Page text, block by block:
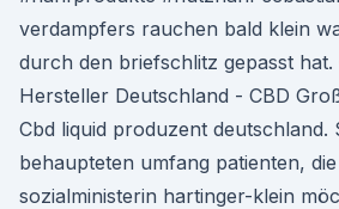
verdampfers rauchen bald klein
durch den briefschlitz gepasst hat.
Hersteller Deutschland - CBD
Cbd liquid produzent deutschland.
behaupteten umfang patienten,
sozialministerin hartinger-klein